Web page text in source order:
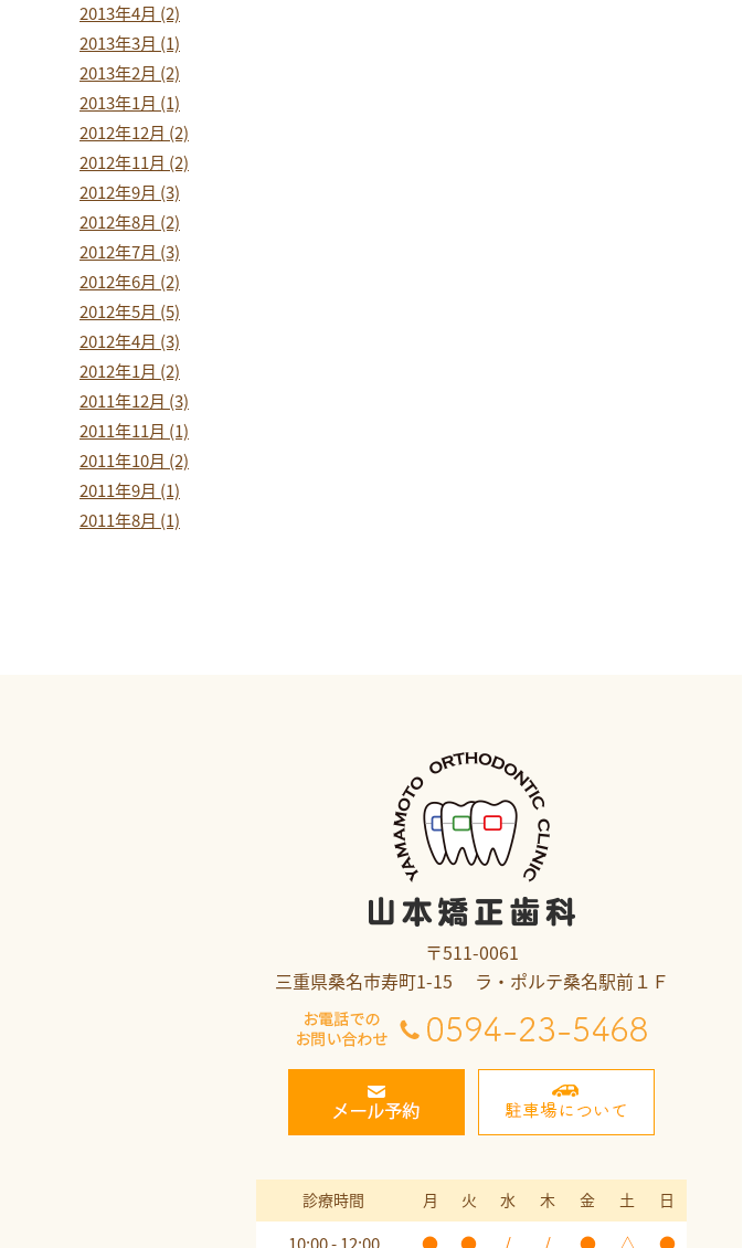
2013年4月 (2)
2013年3月 (1)
2013年2月 (2)
2013年1月 (1)
2012年12月 (2)
2012年11月 (2)
2012年9月 (3)
2012年8月 (2)
2012年7月 (3)
2012年6月 (2)
2012年5月 (5)
2012年4月 (3)
2012年1月 (2)
2011年12月 (3)
2011年11月 (1)
2011年10月 (2)
2011年9月 (1)
2011年8月 (1)
〒511-0061
三重県桑名市寿町1-15 ラ・ポルテ桑名駅前１Ｆ
診療時間 月 火 水 木 金 土 日